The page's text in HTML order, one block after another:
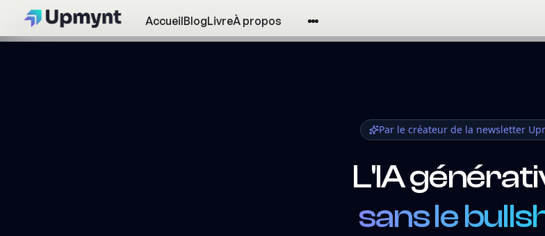
AccueilBlogLivreÀ propos
Par le créateur de la newsletter
L'IA
sans le